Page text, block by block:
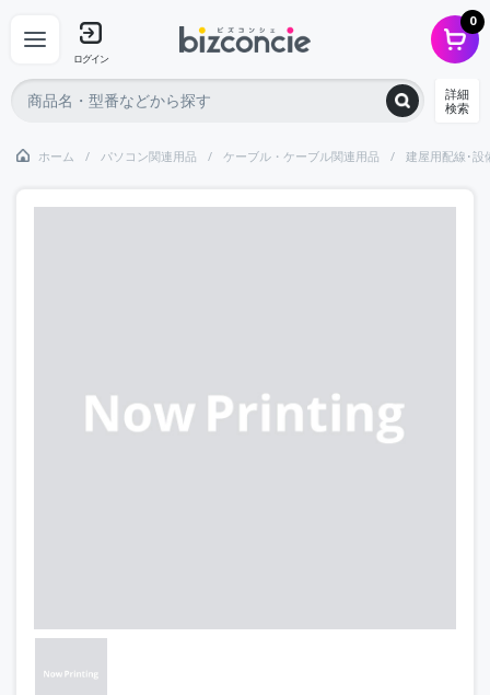
ログイン
0
詳細
検索
ホーム パソコン関連用品 ケーブル・ケーブル関連用品 建屋用配線･設